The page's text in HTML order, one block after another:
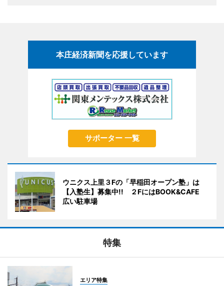
本庄経済新聞を応援しています
サポーター 一覧
ウニクス上里３Fの「早稲田オープン塾」は
【入塾生】募集中!! ２FにはBOOK&CAFE
広い駐車場
特集
エリア特集